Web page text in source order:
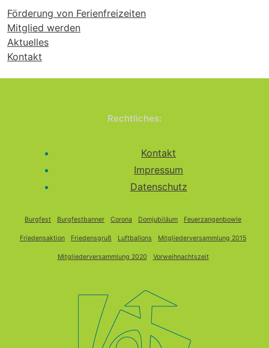
Förderung von Ferienfreizeiten
Mitglied werden
Aktuelles
Kontakt
Rechtliches:
Kontakt
Impressum
Datenschutz
Burgfest Burgfestbanner Corona Domjubiläum Feuerzangenbowle
Friedensaktion Friedensgruß Luftballons Mitgliederversammlung 2015
Mitgliederversammlung 2020 Vorweihnachtszeit